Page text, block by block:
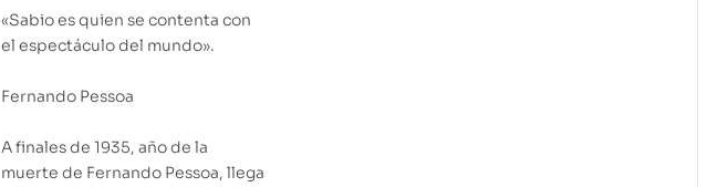
«Sabio es quien se contenta con
el espectáculo del mundo».
Fernando Pessoa
A finales de 1935, año de la
muerte de Fernando Pessoa, llega